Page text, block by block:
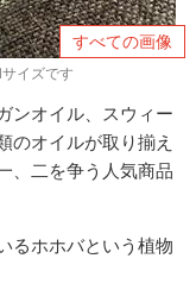
すべての画像
イズです
ンオイル、スウィー
のオイルが取り揃え
、二を争う人気商品
るホホバという植物